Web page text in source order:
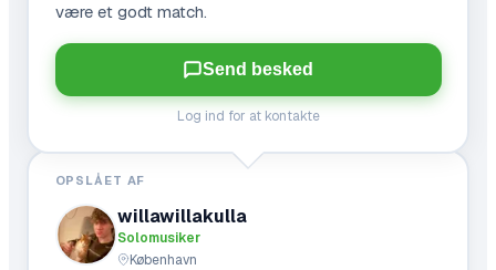
være et godt match.
Send besked
Log ind for at kontakte
OPSLÅET AF
willawillakulla
Solomusiker
København